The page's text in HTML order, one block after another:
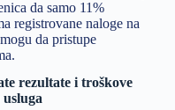
da samo 11%
registrovane naloge na
da pristupe
rezultate i troškove